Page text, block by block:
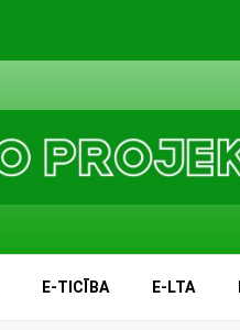
E-TICĪBA E-LTA